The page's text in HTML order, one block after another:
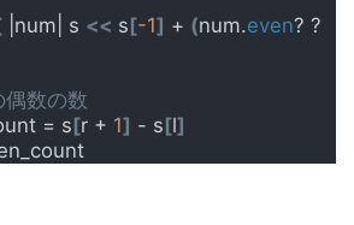
|num| s << s[-1] + (num.even
数の数
= s[r + 1] - s[l]